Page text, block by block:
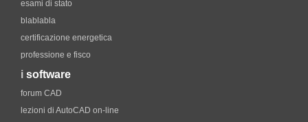
esami di stato
blablabla
certificazione energetica
professione e fisco
i software
forum CAD
lezioni di AutoCAD on-line